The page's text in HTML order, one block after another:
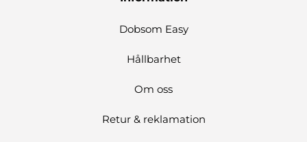
Dobsom Easy
Hållbarhet
Om oss
Retur & reklamation